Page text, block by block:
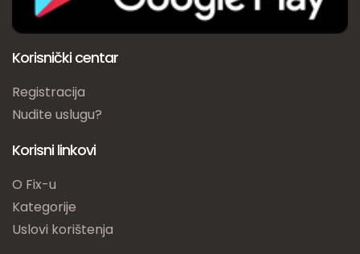
Korisnički centar
Registracija
Nudite uslugu?
Korisni linkovi
O Fix-u
Kategorije
Uslovi korištenja